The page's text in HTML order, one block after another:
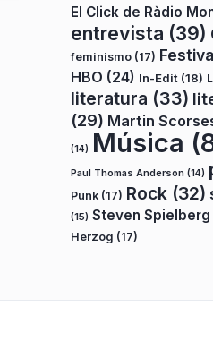
El Click de Ràdio
entrevista (39)
feminismo (17)
HBO (24) In-Edit (18)
literatura (33)
(29) Martin
(14) Música
Paul Thomas Anderson (14)
Punk (17) Rock (32)
(15) Steven Spielberg
Herzog (17)